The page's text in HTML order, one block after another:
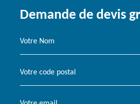
Demande de devis